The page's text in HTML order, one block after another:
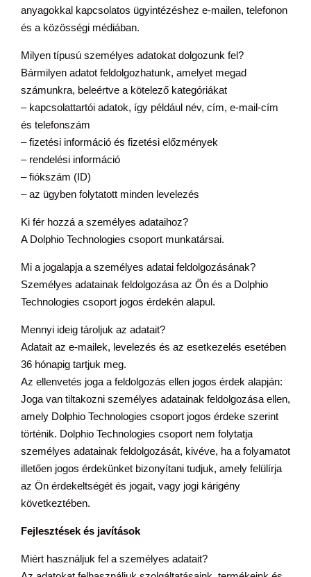
anyagokkal kapcsolatos ügyintézéshez e-mailen, telefonon
és a közösségi médiában.
Milyen típusú személyes adatokat dolgozunk fel?
Bármilyen adatot feldolgozhatunk, amelyet megad
számunkra, beleértve a kötelező kategóriákat
– kapcsolattartói adatok, így például név, cím, e-mail-cím
és telefonszám
– fizetési információ és fizetési előzmények
– rendelési információ
– fiókszám (ID)
– az ügyben folytatott minden levelezés
Ki fér hozzá a személyes adataihoz?
A Dolphio Technologies csoport munkatársai.
Mi a jogalapja a személyes adatai feldolgozásának?
Személyes adatainak feldolgozása az Ön és a Dolphio
Technologies csoport jogos érdekén alapul.
Mennyi ideig tároljuk az adatait?
Adatait az e-mailek, levelezés és az esetkezelés esetében
36 hónapig tartjuk meg.
Az ellenvetés joga a feldolgozás ellen jogos érdek alapján:
Joga van tiltakozni személyes adatainak feldolgozása ellen,
amely Dolphio Technologies csoport jogos érdeke szerint
történik. Dolphio Technologies csoport nem folytatja
személyes adatainak feldolgozását, kivéve, ha a folyamatot
illetően jogos érdekünket bizonyítani tudjuk, amely felülírja
az Ön érdekeltségét és jogait, vagy jogi kárigény
következtében.
Fejlesztések és javítások
Miért használjuk fel a személyes adatait?